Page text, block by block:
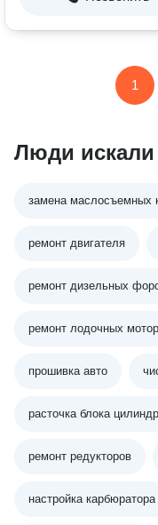
1
Люди искали
замена маслосъемных
ремонт двигателя
ремонт дизельных
ремонт лодочных
прошивка авто
расточка блока
ремонт редукторов
настройка карбюратора